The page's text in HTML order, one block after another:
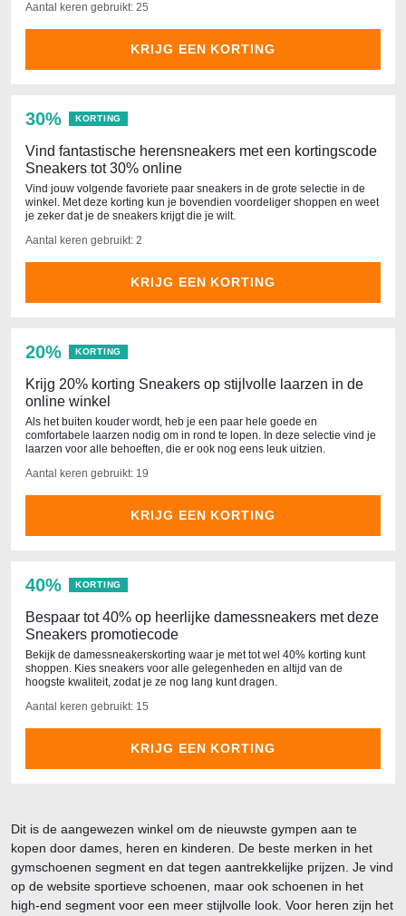
Aantal keren gebruikt: 25
KRIJG EEN KORTING
30% KORTING
Vind fantastische herensneakers met een kortingscode
Sneakers tot 30% online
Vind jouw volgende favoriete paar sneakers in de grote selectie in de
winkel. Met deze korting kun je bovendien voordeliger shoppen en weet
je zeker dat je de sneakers krijgt die je wilt.
Aantal keren gebruikt: 2
KRIJG EEN KORTING
20% KORTING
Krijg 20% ​​korting Sneakers op stijlvolle laarzen in de
online winkel
Als het buiten kouder wordt, heb je een paar hele goede en
comfortabele laarzen nodig om in rond te lopen. In deze selectie vind je
laarzen voor alle behoeften, die er ook nog eens leuk uitzien.
Aantal keren gebruikt: 19
KRIJG EEN KORTING
40% KORTING
Bespaar tot 40% op heerlijke damessneakers met deze
Sneakers promotiecode
Bekijk de damessneakerskorting waar je met tot wel 40% korting kunt
shoppen. Kies sneakers voor alle gelegenheden en altijd van de
hoogste kwaliteit, zodat je ze nog lang kunt dragen.
Aantal keren gebruikt: 15
KRIJG EEN KORTING
Dit is de aangewezen winkel om de nieuwste gympen aan te
kopen door dames, heren en kinderen. De beste merken in het
gymschoenen segment en dat tegen aantrekkelijke prijzen. Je vind
op de website sportieve schoenen, maar ook schoenen in het
high-end segment voor een meer stijlvolle look. Voor heren zijn het